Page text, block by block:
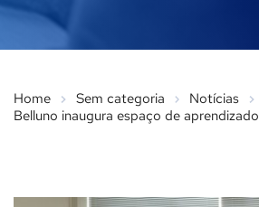
Home Sem categoria
Notícias
Belluno inaugura espaço de aprendizado